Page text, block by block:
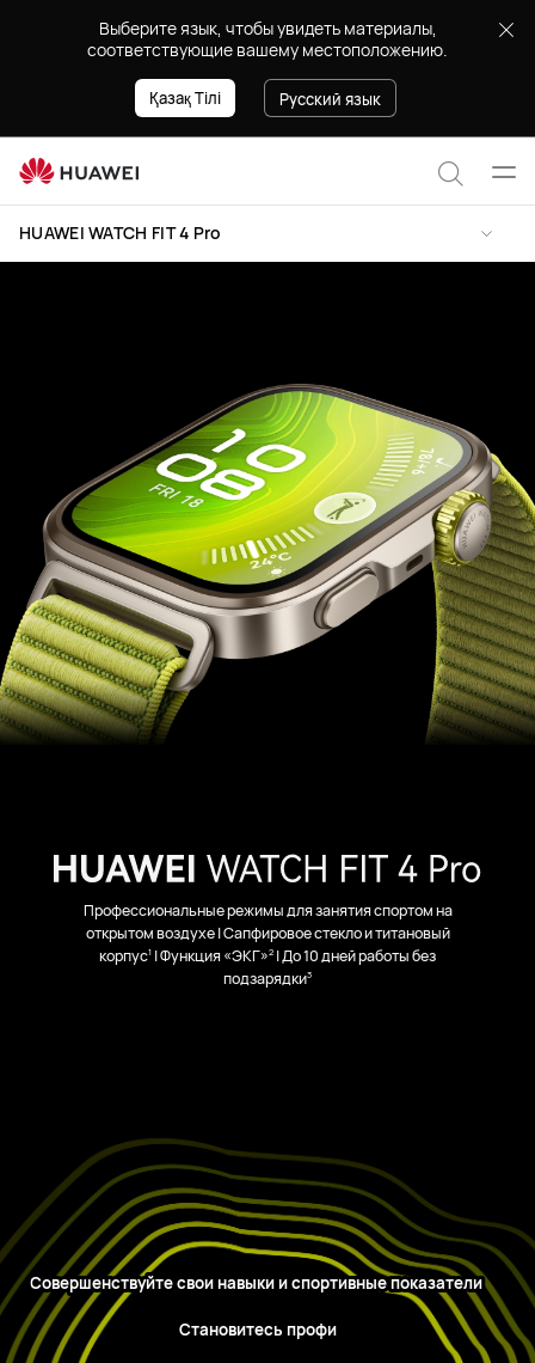
Выберите язык, чтобы увидеть материалы,
соответствующие вашему местоположению.
Русский язык
Қазақ Тілі
Поиск
HUAWEI WATCH FIT 4 Pro
Профессиональные режимы для занятия спортом на
открытом воздухе | Сапфировое стекло и титановый
корпус1 | Функция «ЭКГ»2 | До 10 дней работы без
подзарядки3
Совершенствуйте свои навыки и спортивные показатели
Становитесь профи